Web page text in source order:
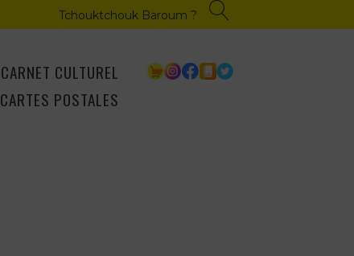
Tchouktchouk Baroum ?
CARNET CULTUREL
CARTES POSTALES